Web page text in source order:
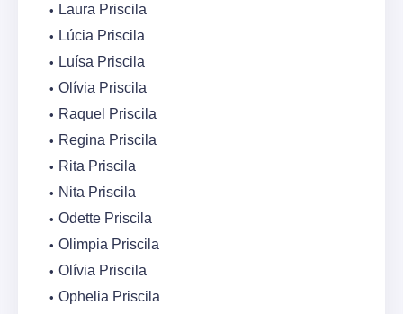
Laura Priscila
Lúcia Priscila
Luísa Priscila
Olívia Priscila
Raquel Priscila
Regina Priscila
Rita Priscila
Nita Priscila
Odette Priscila
Olimpia Priscila
Olívia Priscila
Ophelia Priscila